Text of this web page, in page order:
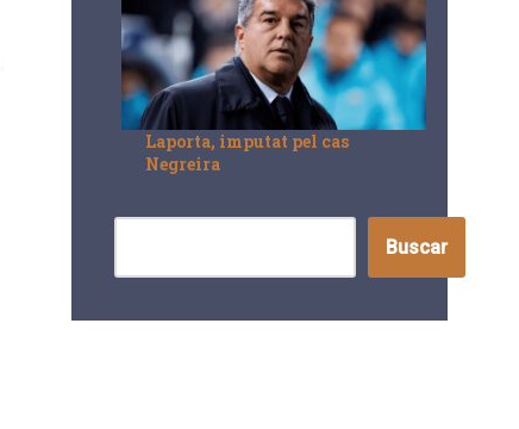
Laporta, imputat pel cas
Negreira
Buscar